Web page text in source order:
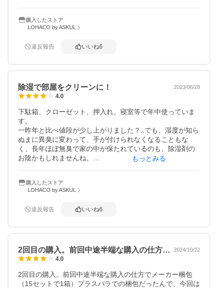
てのこちらにしました。取り替え時期もわかりやすいの
と、とにかく価格が安いのでこちらにしました。
購入したストア
LOHACO by ASKUL
違反報告 いいね6
除湿で部屋をクリーンに！ 2023/06/28
4.0
下駄箱、クローゼット、押入れ、寝室等で年中使っていま
す。
一昨年と比べ値段が少し上がりました？‥でも、湿度が知ら
ぬまに異臭に変わって、手が付けられなくなることもな
く、長年ほぼ無臭で家の中が保たれているのも、除湿剤の
お陰かもしれませんね。
る前に、除湿能力の安定性がある、こちらの水とりぞうさ
んを置くようにしていします。
もっとみる
購入したストア
LOHACO by ASKUL
違反報告 いいね6
2回目の購入。前回中途半端な購入の仕方… 2024/10/22
4.0
2回目の購入。前回中途半端な購入の仕方でメーカー梱包
（15セットで1箱）プラスバラでの梱包だったんで、今回は